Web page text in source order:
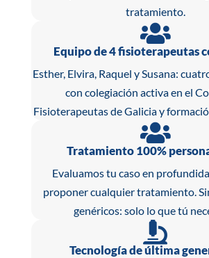
tratamiento.

Equipo de 4 fisioterapeutas
Esther, Elvira, Raquel y Susana:
con colegiación activa en el
Fisioterapeutas de Galicia y

Tratamiento 100%
Evaluamos tu caso en
proponer cualquier tratamiento.
genéricos: solo lo que tú

Tecnología de última